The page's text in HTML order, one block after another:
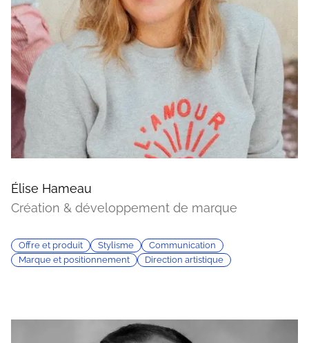
Élise Hameau
Création & développement de marque
Offre et produit Stylisme
Communication
Marque et positionnement
Direction artistique